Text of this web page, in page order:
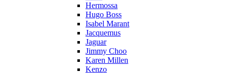
Hermossa
Hugo Boss
Isabel Marant
Jacquemus
Jaguar
Jimmy Choo
Karen Millen
Kenzo